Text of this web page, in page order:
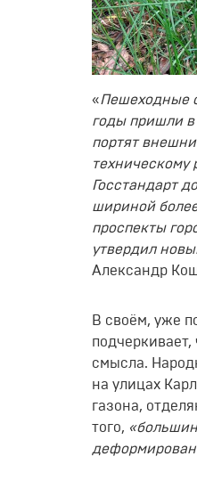
«Пешеходные
годы пришли в
портят
техническому
Госстандарт
шириной
проспекты
утвердил
Александр
В своём, уже
смысла.
на улицах
газона,
того,